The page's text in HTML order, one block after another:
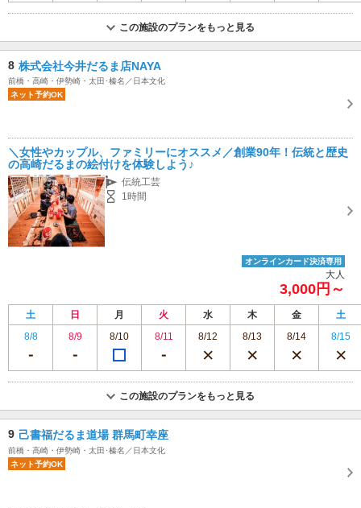
この施設のプランをもっと見る
8 株式会社今井だるま店NAYA
前橋・高崎・伊勢崎・太田･榛名／日本文化
ネット予約OK
＼女性やカップル、ファミリーにオススメ／創業90年！伝統と歴史
の高崎だるまの絵付けを体験しよう♪
伝統工芸
1時間
オンラインカード決済専用
大人
3,000円～
土 日 月 火 水 木 金
土
8/8
8/9 8/10 8/11 8/12 8/13 8/14 8/15
この施設のプランをもっと見る
9 己書福だるま道場 群馬町幸座
前橋・高崎・伊勢崎・太田･榛名／日本文化
ネット予約OK